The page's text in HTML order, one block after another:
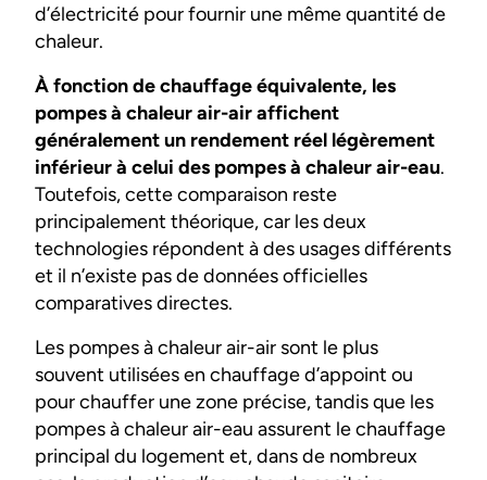
d’électricité pour fournir une même quantité de
chaleur.
À fonction de chauffage équivalente, les
pompes à chaleur air-air affichent
généralement un rendement réel légèrement
inférieur à celui des pompes à chaleur air-eau.
Toutefois, cette comparaison reste
principalement théorique, car les deux
technologies répondent à des usages différents
et il n’existe pas de données officielles
comparatives directes.
Les pompes à chaleur air-air sont le plus
souvent utilisées en chauffage d’appoint ou
pour chauffer une zone précise, tandis que les
pompes à chaleur air-eau assurent le chauffage
principal du logement et, dans de nombreux